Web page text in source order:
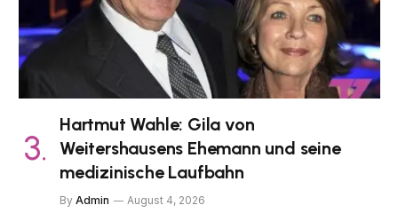
Hartmut Wahle: Gila von
Weitershausens Ehemann und seine
medizinische Laufbahn
By Admin August 4, 2026